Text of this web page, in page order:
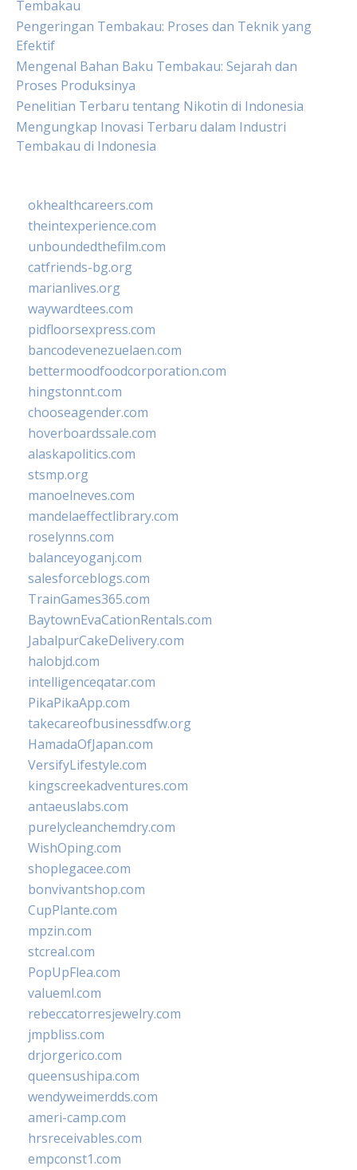
Tembakau
Pengeringan Tembakau: Proses dan Teknik yang
Efektif
Mengenal Bahan Baku Tembakau: Sejarah dan
Proses Produksinya
Penelitian Terbaru tentang Nikotin di Indonesia
Mengungkap Inovasi Terbaru dalam Industri
Tembakau di Indonesia
okhealthcareers.com
theintexperience.com
unboundedthefilm.com
catfriends-bg.org
marianlives.org
waywardtees.com
pidfloorsexpress.com
bancodevenezuelaen.com
bettermoodfoodcorporation.com
hingstonnt.com
chooseagender.com
hoverboardssale.com
alaskapolitics.com
stsmp.org
manoelneves.com
mandelaeffectlibrary.com
roselynns.com
balanceyoganj.com
salesforceblogs.com
TrainGames365.com
BaytownEvaCationRentals.com
JabalpurCakeDelivery.com
halobjd.com
intelligenceqatar.com
PikaPikaApp.com
takecareofbusinessdfw.org
HamadaOfJapan.com
VersifyLifestyle.com
kingscreekadventures.com
antaeuslabs.com
purelycleanchemdry.com
WishOping.com
shoplegacee.com
bonvivantshop.com
CupPlante.com
mpzin.com
stcreal.com
PopUpFlea.com
valueml.com
rebeccatorresjewelry.com
jmpbliss.com
drjorgerico.com
queensushipa.com
wendyweimerdds.com
ameri-camp.com
hrsreceivables.com
empconst1.com